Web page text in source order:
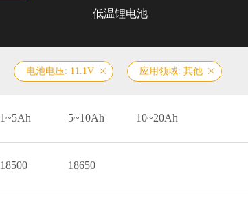
低温锂电池
电池电压: 11.1V 应用领域: 其他
1~5Ah 5~10Ah 10~20Ah
18500 18650